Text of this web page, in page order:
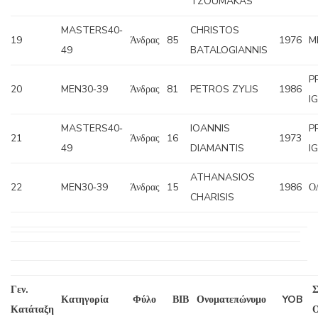
19
MASTERS40‐
49
Άνδρας 85
CHRISTOS
BATALOGIANNIS
1976
20 MEN30‐39 Άνδρας 81 PETROS ZYLIS 1986
21
MASTERS40‐
49
Άνδρας 16
IOANNIS
DIAMANTIS
1973
22 MEN30‐39 Άνδρας 15
ATHANASIOS
CHARISIS
1986
Γεν.
Κατάταξη
Κατηγορία Φύλο ΒΙΒ Ονοματεπώνυμο YOB